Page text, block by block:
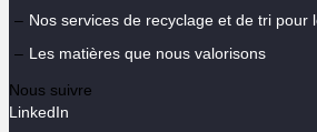
Nos services de recyclage et de tri pour
Les matières que nous valorisons
Nous suivre
LinkedIn